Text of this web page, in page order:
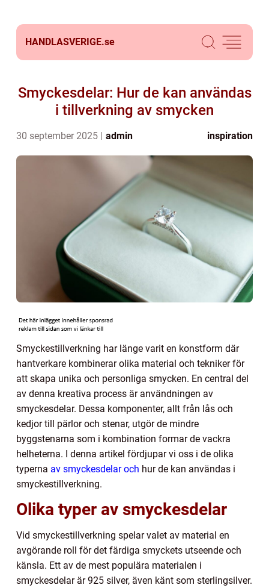
HANDLASVERIGE.se
Smyckesdelar: Hur de kan användas
i tillverkning av smycken
30 september 2025 admin inspiration
Smyckestillverkning har länge varit en konstform där
hantverkare kombinerar olika material och tekniker för
att skapa unika och personliga smycken. En central del
av denna kreativa process är användningen av
smyckesdelar. Dessa komponenter, allt från lås och
kedjor till pärlor och stenar, utgör de mindre
byggstenarna som i kombination formar de vackra
helheterna. I denna artikel fördjupar vi oss i de olika
typerna av smyckesdelar och hur de kan användas i
smyckestillverkning.
Olika typer av smyckesdelar
Vid smyckestillverkning spelar valet av material en
avgörande roll för det färdiga smyckets utseende och
känsla. Ett av de mest populära materialen i
smyckesdelar är 925 silver, även känt som sterlingsilver.